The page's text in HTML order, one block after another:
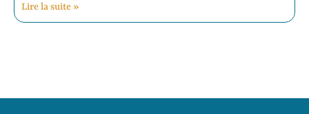
Lire la suite »